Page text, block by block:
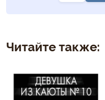
Читайте также: